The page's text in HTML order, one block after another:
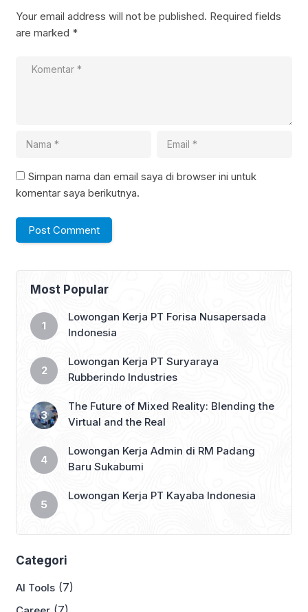
Your email address will not be published. Required fields
are marked *
Simpan nama dan email saya di browser ini untuk
komentar saya berikutnya.
Most Popular
Lowongan Kerja PT Forisa Nusapersada
Indonesia
Lowongan Kerja PT Suryaraya
Rubberindo Industries
The Future of Mixed Reality: Blending the
Virtual and the Real
Lowongan Kerja Admin di RM Padang
Baru Sukabumi
Lowongan Kerja PT Kayaba Indonesia
Categori
AI Tools (7)